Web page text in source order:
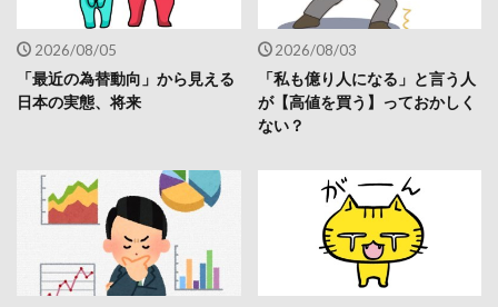
2026/08/05
「最近の為替動向」から見える
日本の実態、将来
2026/08/03
「私も億り人になる」と言う人
が【高値を買う】っておかしく
ない？